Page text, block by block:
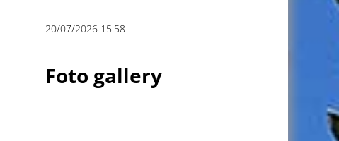
20/07/2026 15:58
Foto gallery